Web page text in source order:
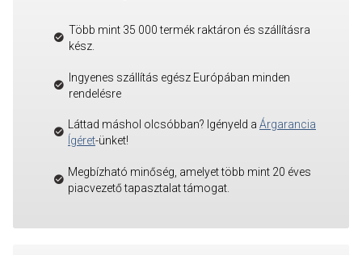
Több mint 35 000 termék raktáron és szállításra
kész.
Ingyenes szállítás egész Európában minden
rendelésre
Láttad máshol olcsóbban? Igényeld a Árgarancia
Ígéret-ünket!
Megbízható minőség, amelyet több mint 20 éves
piacvezető tapasztalat támogat.